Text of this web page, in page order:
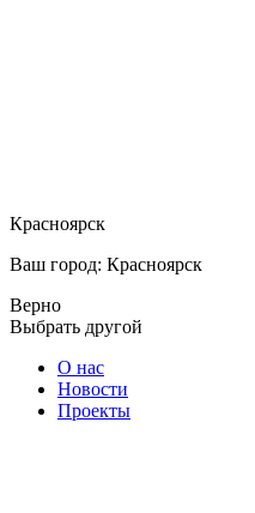
Красноярск
Ваш город: Красноярск
Верно
Выбрать другой
О нас
Новости
Проекты